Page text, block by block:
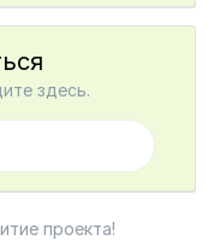
здесь.
проекта!